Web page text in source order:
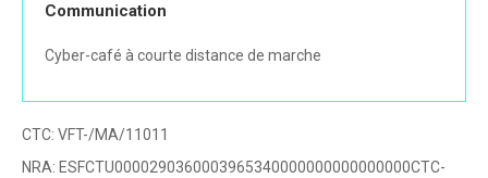
Communication
Cyber-café à courte distance de marche
CTC: VFT-/MA/11011
NRA: ESFCTU0000290360003965340000000000000000CTC-